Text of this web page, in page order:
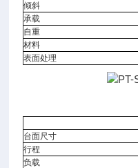
倾斜
承载
自重
材料
表面处理
台面尺寸
行程
负载